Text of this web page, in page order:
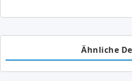
Ähnliche